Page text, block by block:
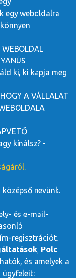
egy weboldalra
ki, ki kapja meg
A VÁLLALAT
kínálsz? -
nevünk.
és e-mail-
regisztrációt,
, Polc
és amelyek a
ügyfeleit: